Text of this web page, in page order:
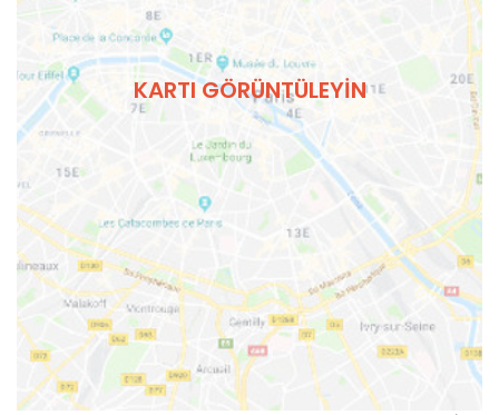
KARTI GÖRÜNTÜLEYIN